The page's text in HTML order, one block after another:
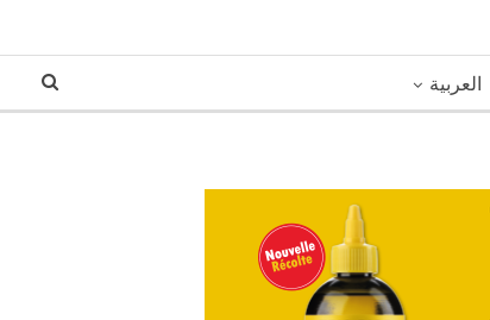
العربية